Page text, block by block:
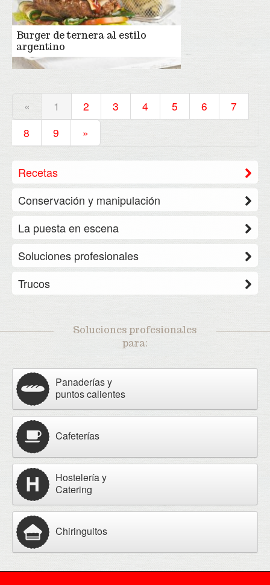
Burger de ternera al estilo
argentino
« 1 2 3 4 5 6
7
8
9 »
Recetas
Conservación y manipulación
La puesta en escena
Soluciones profesionales
Trucos
Soluciones profesionales
para:
Panaderías y
puntos calientes
Cafeterías
Hostelería y
Catering
Chiringuitos